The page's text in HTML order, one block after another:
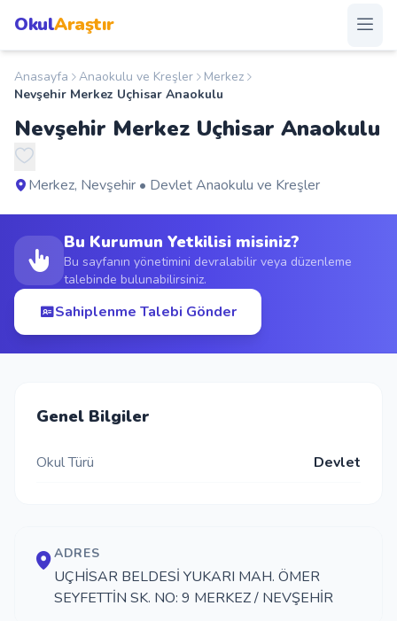
OkulAraştır
Anasayfa
Okullar
Şehirler
Kampanyalar
Duyurular
S.S.S.
Okul Ekle
Anasayfa Anaokulu ve Kreşler
Merkez
Nevşehir Merkez Uçhisar Anaokulu
Nevşehir Merkez Uçhisar Anaokulu
Merkez, Nevşehir • Devlet Anaokulu ve Kreşler
Bu Kurumun Yetkilisi misiniz?
Bu sayfanın yönetimini devralabilir veya düzenleme
talebinde bulunabilirsiniz.
Sahiplenme Talebi Gönder
Genel Bilgiler
Okul Türü Devlet
ADRES
UÇHİSAR BELDESİ YUKARI MAH. ÖMER
SEYFETTİN SK. NO: 9 MERKEZ / NEVŞEHİR